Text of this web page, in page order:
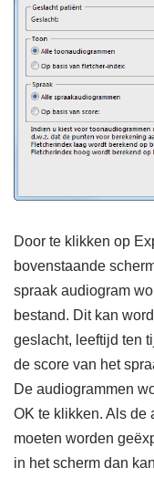
Door te klikken op
bovenstaande
spraak audiogram
bestand. Dit kan
geslacht, leeftijd ten
de score van het
De audiogrammen
OK te klikken. Als de
moeten worden
in het scherm dan